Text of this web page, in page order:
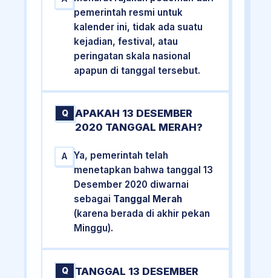
pemerintah resmi untuk
kalender ini, tidak ada suatu
kejadian, festival, atau
peringatan skala nasional
apapun di tanggal tersebut.
Q
APAKAH 13 DESEMBER
2020 TANGGAL MERAH?
A
Ya, pemerintah telah
menetapkan bahwa tanggal 13
Desember 2020 diwarnai
sebagai Tanggal Merah
(karena berada di akhir pekan
Minggu).
Q
TANGGAL 13 DESEMBER